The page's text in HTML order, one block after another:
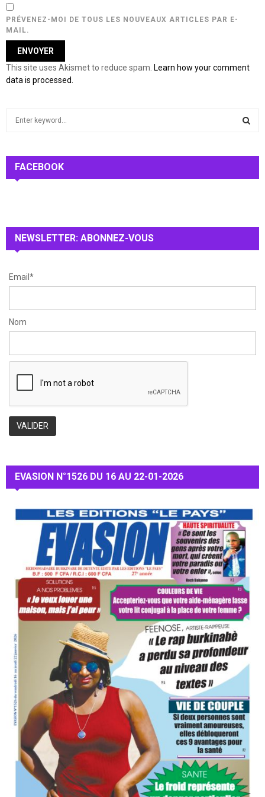
PRÉVENEZ-MOI DE TOUS LES NOUVEAUX ARTICLES PAR E-
MAIL.
This site uses Akismet to reduce spam. Learn how your comment
data is processed.
h
:
FACEBOOK
NEWSLETTER: ABONNEZ-VOUS
Email*
Nom
EVASION N°1526 DU 16 AU 22-01-2026